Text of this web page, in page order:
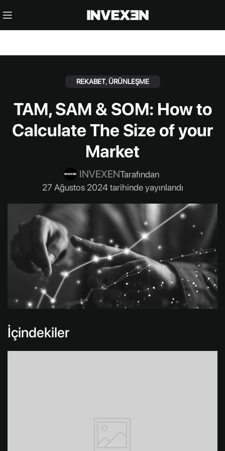
REKABET, ÜRÜNLEŞME
TAM, SAM & SOM: How to
Calculate The Size of your
Market
INVEXENTarafından
27 Ağustos 2024 tarihinde yayınlandı
İçindekiler